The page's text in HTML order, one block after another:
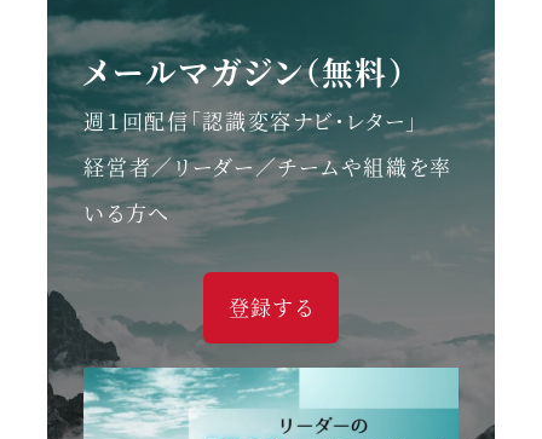
メールマガジン（無料）
週１回配信「認識変容ナビ・レター」
経営者／リーダー／チームや組織を率
いる方へ
登録する